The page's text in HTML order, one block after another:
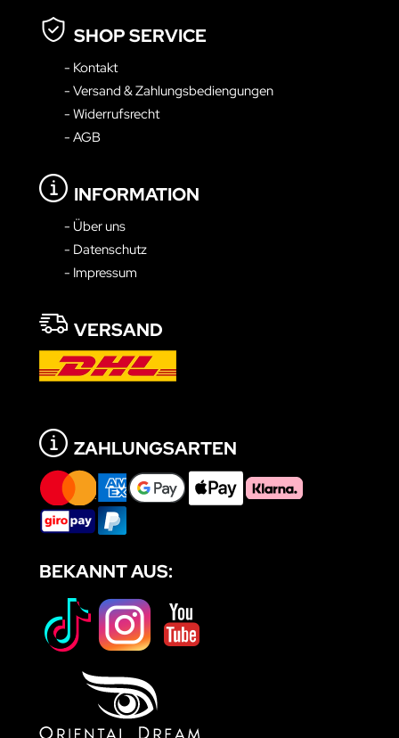
SHOP SERVICE
- Kontakt
- Versand & Zahlungsbediengungen
- Widerrufsrecht
- AGB
INFORMATION
- Über uns
- Datenschutz
- Impressum
VERSAND
ZAHLUNGSARTEN
BEKANNT AUS: